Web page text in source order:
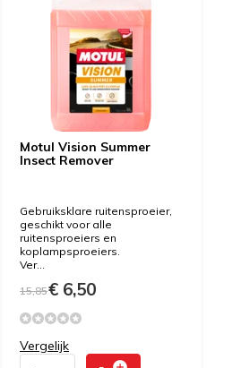
Motul Vision Summer
Insect Remover
Gebruiksklare ruitensproeier,
geschikt voor alle
ruitensproeiers en
koplampsproeiers.
Ver...
15,85€ 6,50
Vergelijk